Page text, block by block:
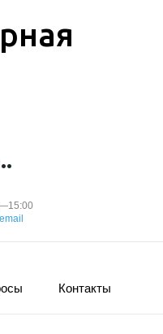
Контакты